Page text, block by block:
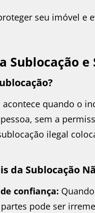
seu imóvel e
Sublocação e
acontece quando o
sem a
ilegal
da Sublocação
confiança:
pode ser